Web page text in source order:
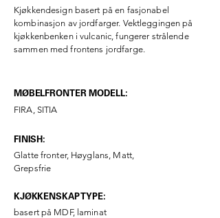
Kjøkkendesign basert på en fasjonabel
kombinasjon av jordfarger. Vektleggingen på
kjøkkenbenken i vulcanic, fungerer strålende
sammen med frontens jordfarge.
MØBELFRONTER MODELL:
FIRA, SITIA
FINISH:
Glatte fronter, Høyglans, Matt,
Grepsfrie
KJØKKENSKAP TYPE:
basert på MDF, laminat